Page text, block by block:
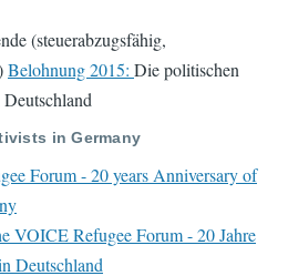
(steuerabzugsfähig,
Belohnung 2015: Die politischen
in Germany
Forum - 20 years Anniversary of
VOICE Refugee Forum - 20 Jahre
Deutschland